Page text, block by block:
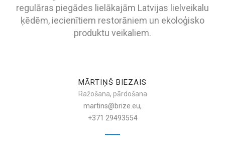
regulāras piegādes lielākajām Latvijas lielveikalu
ķēdēm, iecienītiem restorāniem un ekoloģisko
produktu veikaliem.
MĀRTIŅŠ BIEZAIS
Ražošana, pārdošana
martins@brize.eu,
+371 29493554